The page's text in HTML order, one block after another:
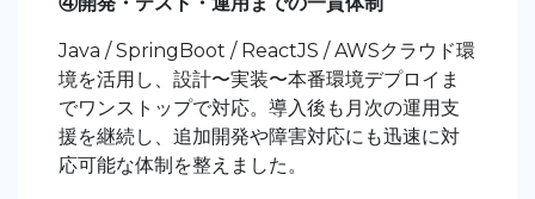
Java / SpringBoot / ReactJS / AWSクラウド環
境を活用し、設計〜実装〜本番環境デプロイま
でワンストップで対応。導入後も月次の運用支
援を継続し、追加開発や障害対応にも迅速に対
応可能な体制を整えました。